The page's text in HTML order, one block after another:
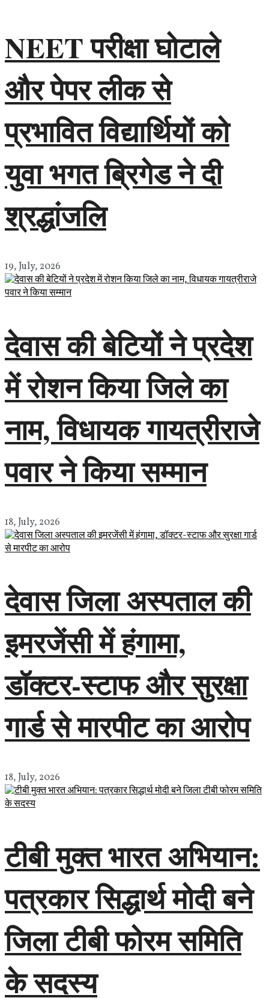
NEET परीक्षा घोटाले
और पेपर लीक से
प्रभावित विद्यार्थियों को
युवा भगत ब्रिगेड ने दी
श्रद्धांजलि
19, July, 2026
देवास की बेटियों ने प्रदेश
में रोशन किया जिले का
नाम, विधायक गायत्रीराजे
पवार ने किया सम्मान
18, July, 2026
देवास जिला अस्पताल की
इमरजेंसी में हंगामा,
डॉक्टर-स्टाफ और सुरक्षा
गार्ड से मारपीट का आरोप
18, July, 2026
टीबी मुक्त भारत अभियान:
पत्रकार सिद्धार्थ मोदी बने
जिला टीबी फोरम समिति
के सदस्य